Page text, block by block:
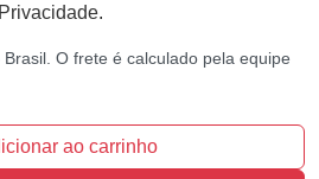
.
O frete é calculado pela equipe
ao carrinho